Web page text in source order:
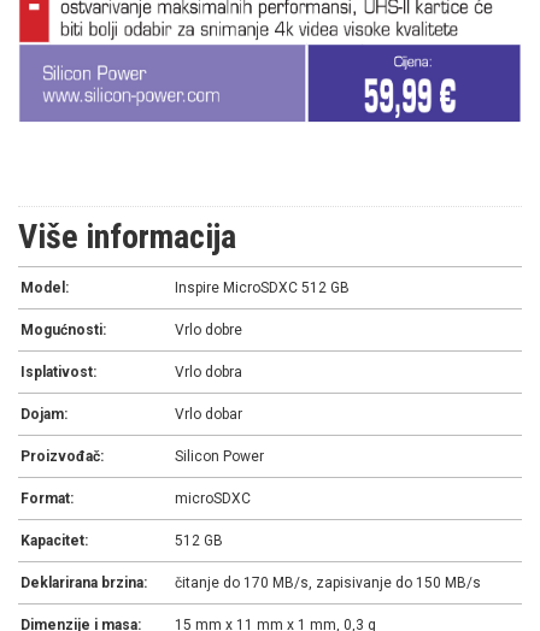
Više informacija
Model: Inspire MicroSDXC 512 GB
Mogućnosti: Vrlo dobre
Isplativost: Vrlo dobra
Dojam: Vrlo dobar
Proizvođač: Silicon Power
Format: microSDXC
Kapacitet: 512 GB
Deklarirana brzina: čitanje do 170 MB/s, zapisivanje do 150 MB/s
Dimenzije i masa: 15 mm x 11 mm x 1 mm, 0,3 g